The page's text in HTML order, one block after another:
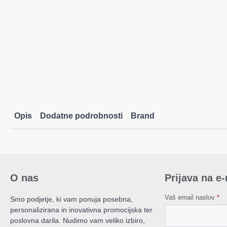
Opis Dodatne podrobnosti Brand
O nas
Smo podjetje, ki vam ponuja posebna,
personalizirana in inovativna promocijska ter
poslovna darila. Nudimo vam veliko izbiro,
Prijava na
Vaš email naslov *